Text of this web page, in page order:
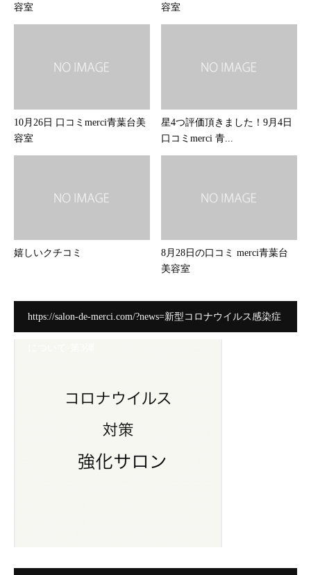
容室
容室
10月26日 口コミmerci青葉台美
容室
星4つ評価頂きました！9月4日
口コミmerci 青...
嬉しいクチコミ
8月28日の口コミ merci青葉台
美容室
https://salon-de-merci.com/?news=新型コロナウイルス感染症